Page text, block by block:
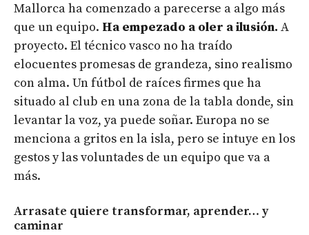
Mallorca ha comenzado a parecerse a algo más
que un equipo. Ha empezado a oler a ilusión. A
proyecto. El técnico vasco no ha traído
elocuentes promesas de grandeza, sino realismo
con alma. Un fútbol de raíces firmes que ha
situado al club en una zona de la tabla donde, sin
levantar la voz, ya puede soñar. Europa no se
menciona a gritos en la isla, pero se intuye en los
gestos y las voluntades de un equipo que va a
más.
Arrasate quiere transformar, aprender… y
caminar